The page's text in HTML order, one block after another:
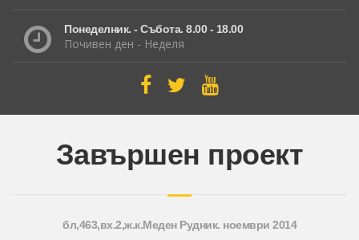
Понеделник. - Събота. 8.00 - 18.00
Почивен ден - Неделя
Завършен проект
бл,463,вх.2,ж.к.Меден Рудник. ноември 2014